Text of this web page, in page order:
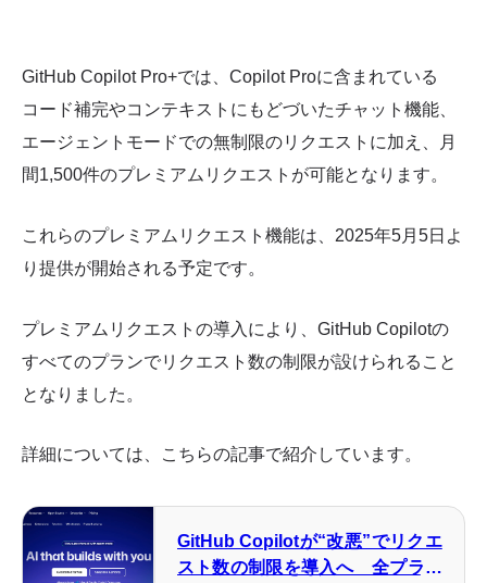
GitHub Copilot Pro+では、Copilot Proに含まれている
コード補完やコンテキストにもどづいたチャット機能、
エージェントモードでの無制限のリクエストに加え、月
間1,500件のプレミアムリクエストが可能となります。
これらのプレミアムリクエスト機能は、2025年5月5日よ
り提供が開始される予定です。
プレミアムリクエストの導入により、GitHub Copilotの
すべてのプランでリクエスト数の制限が設けられること
となりました。
詳細については、こちらの記事で紹介しています。
GitHub Copilotが“改悪”でリクエ
スト数の制限を導入へ 全プラン